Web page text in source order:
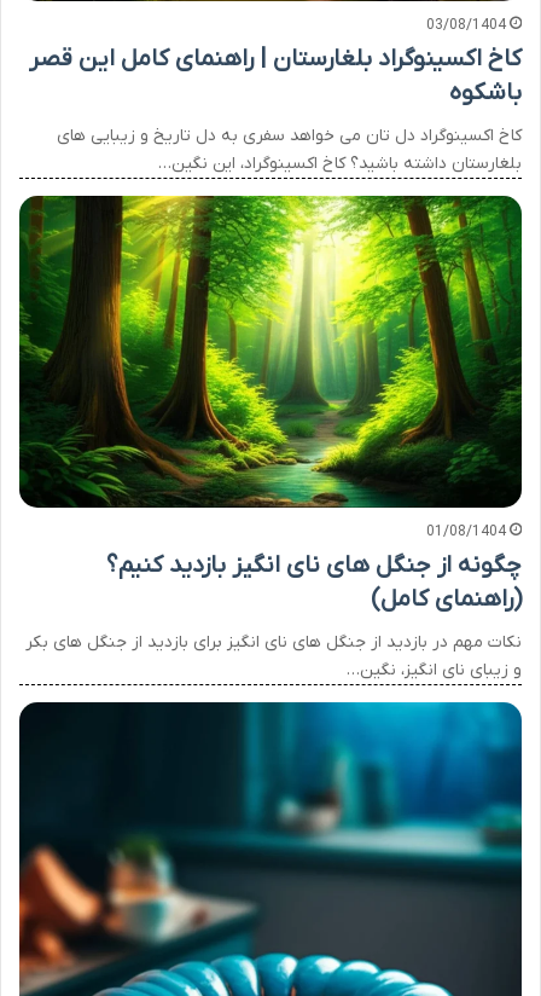
03/08/1404
کاخ اکسینوگراد بلغارستان | راهنمای کامل این قصر
باشکوه
کاخ اکسینوگراد دل تان می خواهد سفری به دل تاریخ و زیبایی های
بلغارستان داشته باشید؟ کاخ اکسینوگراد، این نگین…
01/08/1404
چگونه از جنگل های نای انگیز بازدید کنیم؟
(راهنمای کامل)
نکات مهم در بازدید از جنگل های نای انگیز برای بازدید از جنگل های بکر
و زیبای نای انگیز، نگین…